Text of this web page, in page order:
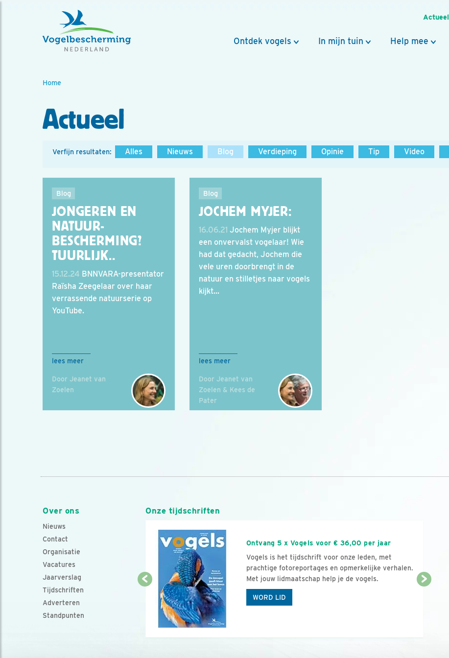
Actueel
Ontdek vogels In mijn tuin Help mee
Home
Actueel
Verfijn resultaten: Alles Nieuws Blog Verdieping Opinie Tip Video
Blog
JONGEREN EN
NATUUR-
BESCHERMING?
TUURLIJK..
15.12.24 BNNVARA-presentator
Raïsha Zeegelaar over haar
verrassende natuurserie op
YouTube.
lees meer
Door Jeanet van
Zoelen
Blog
JOCHEM MYJER:
16.06.21 Jochem Myjer blijkt
een onvervalst vogelaar! Wie
had dat gedacht, Jochem die
vele uren doorbrengt in de
natuur en stilletjes naar vogels
kijkt...
lees meer
Door Jeanet van
Zoelen & Kees de
Pater
Over ons
Nieuws
Contact
Organisatie
Vacatures
Jaarverslag
Tijdschriften
Adverteren
Standpunten
Onze tijdschriften
Ontvang 5 x Vogels voor € 36,00 per jaar
Vogels is het tijdschrift voor onze leden, met
prachtige fotoreportages en opmerkelijke verhalen.
Met jouw lidmaatschap help je de vogels.
WORD LID